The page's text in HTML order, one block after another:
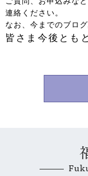
連絡ください。
なお、今までのブロ
皆さま今後とも